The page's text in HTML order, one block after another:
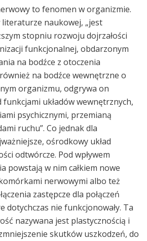
to fenomen w organizmie.
literaturze naukowej, „jest
stopniu rozwoju dojrzałości
funkcjonalnej, obdarzonym
na bodźce z otoczenia
na bodźce wewnętrzne o
organizmu, odgrywa on
układów wewnętrznych,
psychicznymi, przemianą
ruchu”. Co jednak dla
ośrodkowy układ
odtwórcze. Pod wpływem
powstają w nim całkiem nowe
nerwowymi albo też
zastępcze dla połączeń
dotychczas nie funkcjonowały. Ta
nazywana jest plastycznością i
skutków uszkodzeń, do